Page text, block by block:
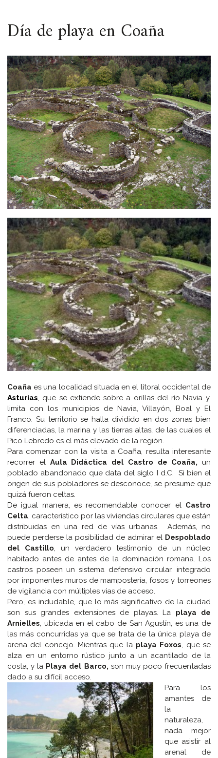
ESPACIO
Día de playa en Coaña
Coaña es una localidad situada en el litoral occidental de
Asturias, que se extiende sobre a orillas del río Navia y
limita con los municipios de Navia, Villayón, Boal y El
Franco. Su territorio se halla dividido en dos zonas bien
diferenciadas, la marina y las tierras altas, de las cuales el
Pico Lebredo es el más elevado de la región.
Para comenzar con la visita a Coaña, resulta interesante
recorrer el Aula Didáctica del Castro de Coaña, un
poblado abandonado que data del siglo I d.C. Si bien el
origen de sus pobladores se desconoce, se presume que
quizá fueron celtas.
De igual manera, es recomendable conocer el Castro
Celta, característico por las viviendas circulares que están
distribuidas en una red de vías urbanas. Además, no
puede perderse la posibilidad de admirar el Despoblado
del Castillo, un verdadero testimonio de un núcleo
habitado antes de antes de la dominación romana. Los
castros poseen un sistema defensivo circular, integrado
por imponentes muros de mampostería, fosos y torreones
de vigilancia con múltiples vías de acceso.
Pero, es indudable, que lo más significativo de la ciudad
son sus grandes extensiones de playas. La playa de
Arnielles, ubicada en el cabo de San Agustín, es una de
las más concurridas ya que se trata de la única playa de
arena del concejo. Mientras que la playa Foxos, que se
alza en un entorno rústico junto a un acantilado de la
costa, y la Playa del Barco, son muy poco frecuentadas
dado a su difícil acceso.
Para los
amantes de
la
naturaleza,
nada mejor
que asistir al
arenal de